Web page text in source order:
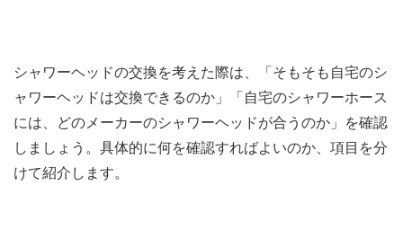
シャワーヘッドの交換を考えた際は、「そもそも自宅のシ
ャワーヘッドは交換できるのか」「自宅のシャワーホース
には、どのメーカーのシャワーヘッドが合うのか」を確認
しましょう。具体的に何を確認すればよいのか、項目を分
けて紹介します。